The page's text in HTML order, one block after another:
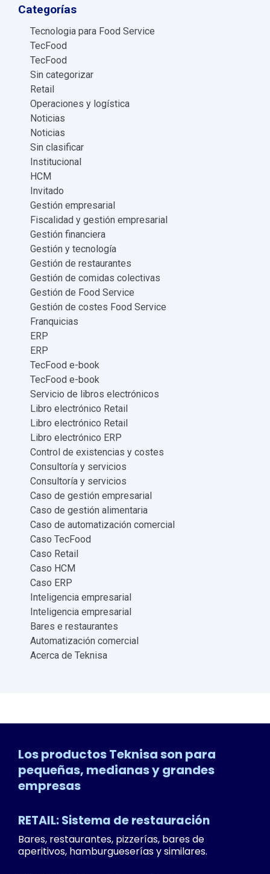
Categorías
Tecnologia para Food Service
TecFood
TecFood
Sin categorizar
Retail
Operaciones y logística
Noticias
Noticias
Sin clasificar
Institucional
HCM
Invitado
Gestión empresarial
Fiscalidad y gestión empresarial
Gestión financiera
Gestión y tecnología
Gestión de restaurantes
Gestión de comidas colectivas
Gestión de Food Service
Gestión de costes Food Service
Franquicias
ERP
ERP
TecFood e-book
TecFood e-book
Servicio de libros electrónicos
Libro electrónico Retail
Libro electrónico Retail
Libro electrónico ERP
Control de existencias y costes
Consultoría y servicios
Consultoría y servicios
Caso de gestión empresarial
Caso de gestión alimentaria
Caso de automatización comercial
Caso TecFood
Caso Retail
Caso HCM
Caso ERP
Inteligencia empresarial
Inteligencia empresarial
Bares e restaurantes
Automatización comercial
Acerca de Teknisa
Los productos Teknisa son para
pequeñas, medianas y grandes
empresas
RETAIL: Sistema de restauración
Bares, restaurantes, pizzerías, bares de
aperitivos, hamburgueserías y similares.